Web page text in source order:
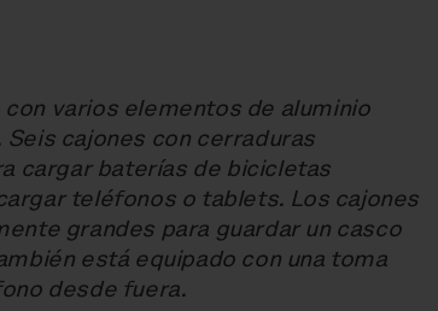
varios elementos de aluminio
cajones con cerraduras
cargar baterías de bicicletas
teléfonos o tablets. Los cajones
grandes para guardar un casco
está equipado con una toma
desde fuera.